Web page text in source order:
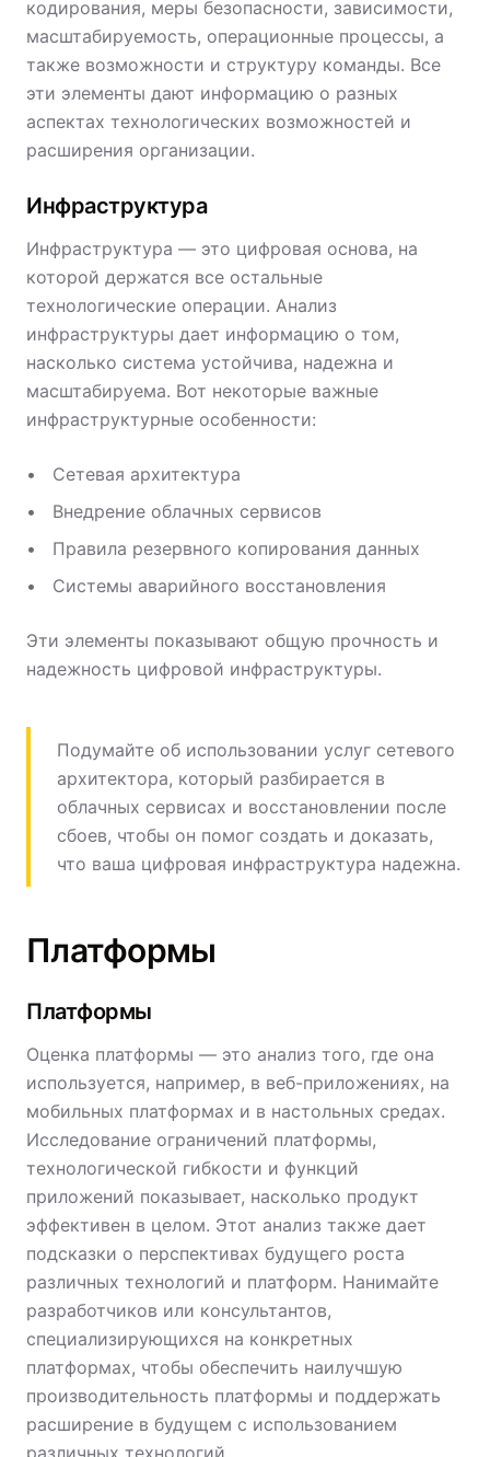
кодирования, меры безопасности, зависимости,
масштабируемость, операционные процессы, а
также возможности и структуру команды. Все
эти элементы дают информацию о разных
аспектах технологических возможностей и
расширения организации.
Инфраструктура
Инфраструктура — это цифровая основа, на
которой держатся все остальные
технологические операции. Анализ
инфраструктуры дает информацию о том,
насколько система устойчива, надежна и
масштабируема. Вот некоторые важные
инфраструктурные особенности:
Сетевая архитектура
Внедрение облачных сервисов
Правила резервного копирования данных
Системы аварийного восстановления
Эти элементы показывают общую прочность и
надежность цифровой инфраструктуры.
Подумайте об использовании услуг сетевого
архитектора, который разбирается в
облачных сервисах и восстановлении после
сбоев, чтобы он помог создать и доказать,
что ваша цифровая инфраструктура надежна.
Платформы
Платформы
Оценка платформы — это анализ того, где она
используется, например, в веб-приложениях, на
мобильных платформах и в настольных средах.
Исследование ограничений платформы,
технологической гибкости и функций
приложений показывает, насколько продукт
эффективен в целом. Этот анализ также дает
подсказки о перспективах будущего роста
различных технологий и платформ. Нанимайте
разработчиков или консультантов,
специализирующихся на конкретных
платформах, чтобы обеспечить наилучшую
производительность платформы и поддержать
расширение в будущем с использованием
различных технологий.